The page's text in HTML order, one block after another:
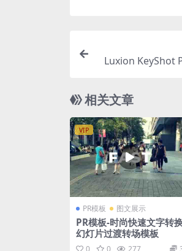
Luxion KeyShot
相关文章
VIP
PR模板 图文展示
PR模板-时尚快速文字转
幻灯片过渡转场模板
0 0 277